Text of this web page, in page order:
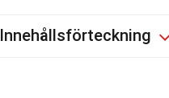
Innehållsförteckning